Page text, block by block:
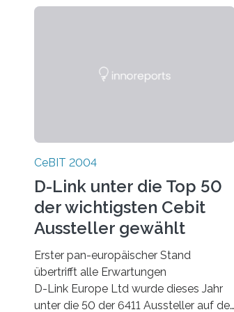
CeBIT 2004
D-Link unter die Top 50
der wichtigsten Cebit
Aussteller gewählt
Erster pan-europäischer Stand
übertrifft alle Erwartungen
D-Link Europe Ltd wurde dieses Jahr
unter die 50 der 6411 Aussteller auf der